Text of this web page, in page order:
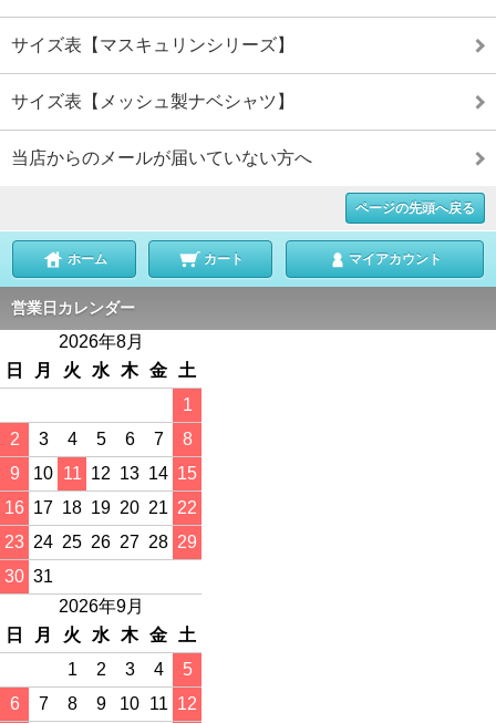
サイズ表【マスキュリンシリーズ】
サイズ表【メッシュ製ナベシャツ】
当店からのメールが届いていない方へ
ページの先頭へ戻る
ホーム カート マイアカウント
営業日カレンダー
2026年8月
日
月 火 水 木 金
土
1
2
3 4 5 6 7
8
9
10 11 12 13 14 15
16 17 18 19 20 21 22
23 24 25 26 27 28 29
30 31
2026年9月
日
月 火 水 木 金
土
1
2 3 4
5
6
7 8 9 10 11 12